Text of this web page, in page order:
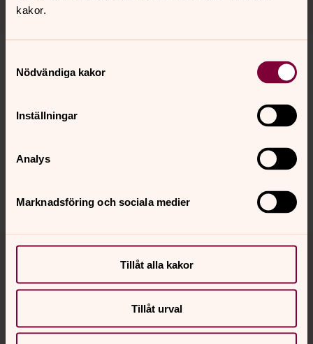
kakor.
Nödvändiga kakor
Inställningar
Analys
Marknadsföring och sociala medier
Tillåt alla kakor
Tillåt urval
innehåll?
Dela
Tillbaka till toppen
Tillbaka till innehållet